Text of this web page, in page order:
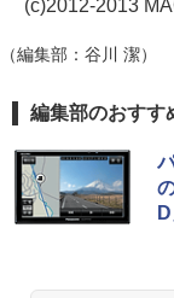
(c)2012-2013
（編集部：谷川 潔）
編集部のおすす